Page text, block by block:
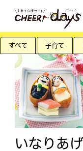
すべて 子育て
いなりあ